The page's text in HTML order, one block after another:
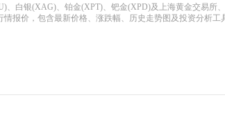
、白银(XAG)、铂金(XPT)、钯金(XPD)及上海黄金交易所
报价，包含最新价格、涨跌幅、历史走势图及投资分析工